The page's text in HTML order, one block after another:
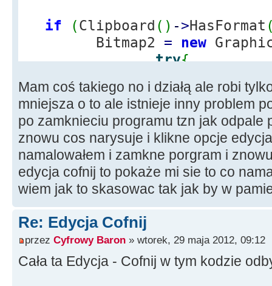
if (Clipboard ( ) ->HasFormat
Bitmap2 = new
try{
Image->
Bitmap2) ;
delete
}
catch(... ) {
delete
}
}
}
Mam coś takiego no i działą ale robi
mniejsza o to ale istnieje inny problem
po zamknieciu programu tzn jak odpale
znowu cos narysuje i klikne opcje
namalowałem i zamkne porgram i
edycja cofnij to pokaże mi sie to co
wiem jak to skasowac tak jak by w
Re: Edycja Cofnij
przez Cyfrowy Baron » wtorek, 29 maja 2012, 09:12
Cała ta Edycja - Cofnij w tym kodzie